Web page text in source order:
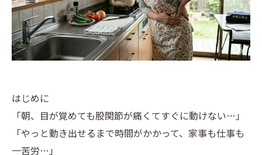
はじめに
「朝、目が覚めても股関節が痛くてすぐに動けない…」
「やっと動き出せるまで時間がかかって、家事も仕事も
一苦労…」